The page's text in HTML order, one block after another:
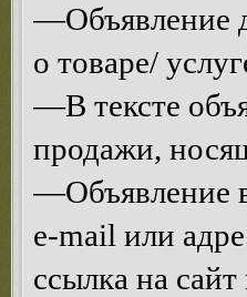
—Объявление
о товаре/
—В тексте
продажи,
—Объявление в
e-mail или
ссылка на